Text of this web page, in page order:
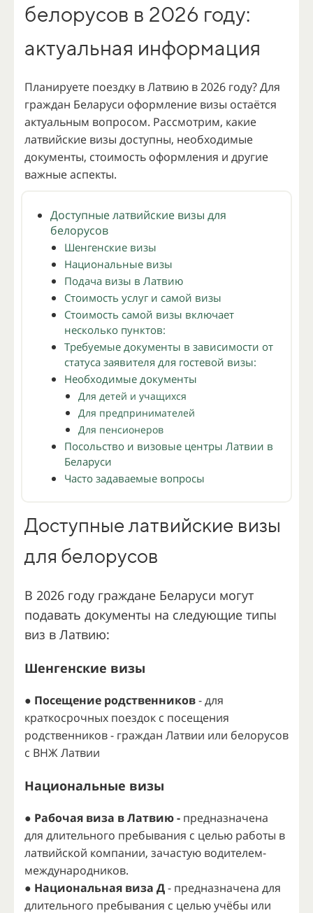
белорусов в 2026 году:
актуальная информация
Планируете поездку в Латвию в 2026 году? Для
граждан Беларуси оформление визы остаётся
актуальным вопросом. Рассмотрим, какие
латвийские визы доступны, необходимые
документы, стоимость оформления и другие
важные аспекты.
Доступные латвийские визы для
белорусов
Шенгенские визы
Национальные визы
Подача визы в Латвию
Стоимость услуг и самой визы
Стоимость самой визы включает
несколько пунктов:
Требуемые документы в зависимости от
статуса заявителя для гостевой визы:
Необходимые документы
Для детей и учащихся
Для предпринимателей
Для пенсионеров
Посольство и визовые центры Латвии в
Беларуси
Часто задаваемые вопросы
Доступные латвийские визы
для белорусов
В 2026 году граждане Беларуси могут
подавать документы на следующие типы
виз в Латвию:
Шенгенские визы
● Посещение родственников- для
краткосрочных поездок с посещения
родственников - граждан Латвии или белорусов
с ВНЖ Латвии
Национальные визы
● Рабочая виза в Латвию - предназначена
для длительного пребывания с целью работы в
латвийской компании, зачастую водителем-
международников.
● Национальная виза Д- предназначена для
длительного пребывания с целью учёбы или